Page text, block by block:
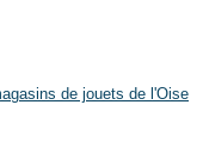
de jouets de l'Oise